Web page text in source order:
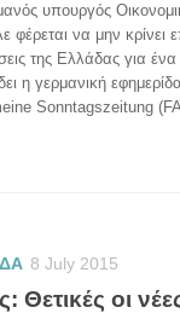
υπουργός
φέρεται να μην κρίνει
της Ελλάδας για ένα
η γερμανική
Sonntagszeitung
8 July 2015
Θετικές οι